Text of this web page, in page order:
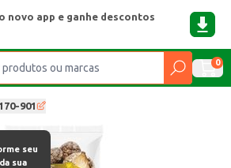
novo app e ganhe descontos
0
901
seu
sua